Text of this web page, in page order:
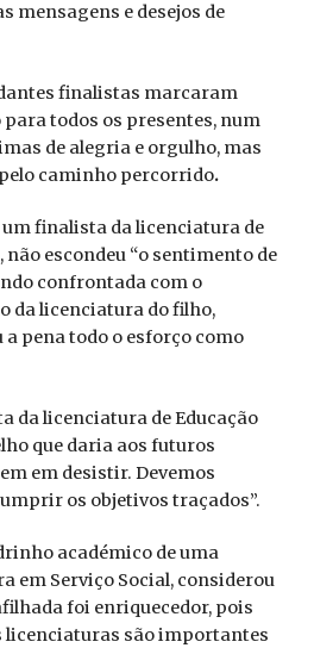
mensagens e desejos de
finalistas marcaram
todos os presentes, num
de alegria e orgulho, mas
caminho percorrido.
um finalista da licenciatura de
não escondeu “o sentimento de
confrontada com o
da licenciatura do filho,
a pena todo o esforço como
da licenciatura de Educação
que daria aos futuros
em desistir. Devemos
os objetivos traçados”.
académico de uma
em Serviço Social, considerou
foi enriquecedor, pois
licenciaturas são importantes